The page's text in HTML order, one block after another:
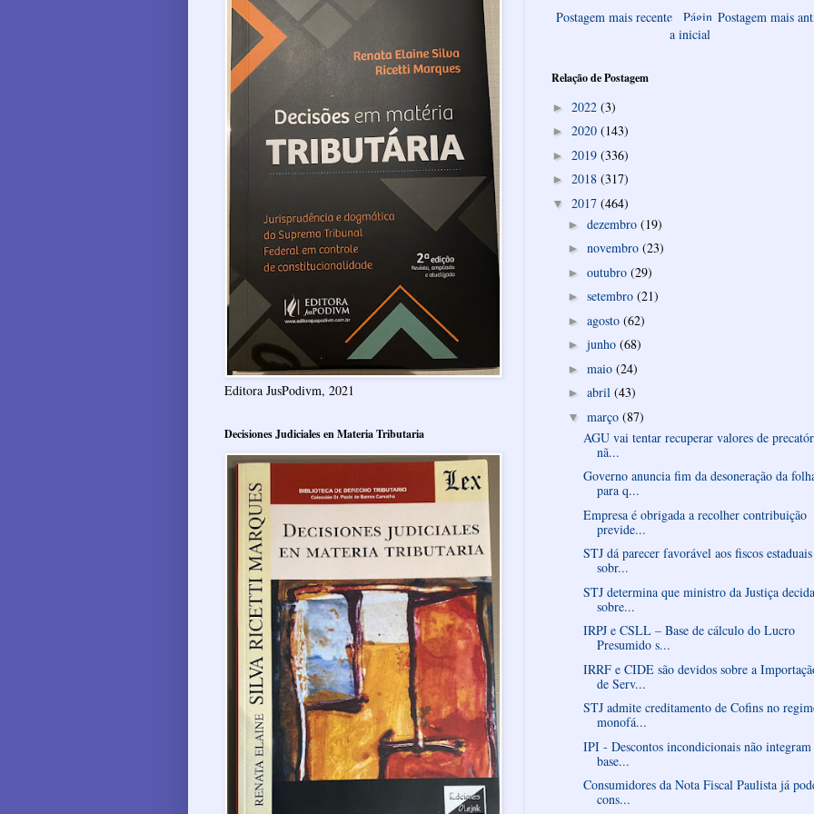
Postagem mais recente Postagem mais
Págin
a inicial
Relação de Postagem
► 2022 (3)
► 2020 (143)
► 2019 (336)
► 2018 (317)
▼ 2017 (464)
► dezembro (19)
► novembro (23)
► outubro (29)
► setembro (21)
► agosto (62)
► junho (68)
► maio (24)
► abril (43)
▼ março (87)
AGU vai tentar recuperar valores de
nã...
Governo anuncia fim da desoneração da
para q...
Empresa é obrigada a recolher contribuição
previde...
STJ dá parecer favorável aos fiscos estaduais
sobr...
STJ determina que ministro da Justiça decida
sobre...
IRPJ e CSLL – Base de cálculo do Lucro
Presumido s...
IRRF e CIDE são devidos sobre a
de Serv...
STJ admite creditamento de Cofins no
monofá...
IPI - Descontos incondicionais não integram
base...
Consumidores da Nota Fiscal Paulista já
cons...
Editora JusPodivm, 2021
Decisiones Judiciales en Materia Tributaria